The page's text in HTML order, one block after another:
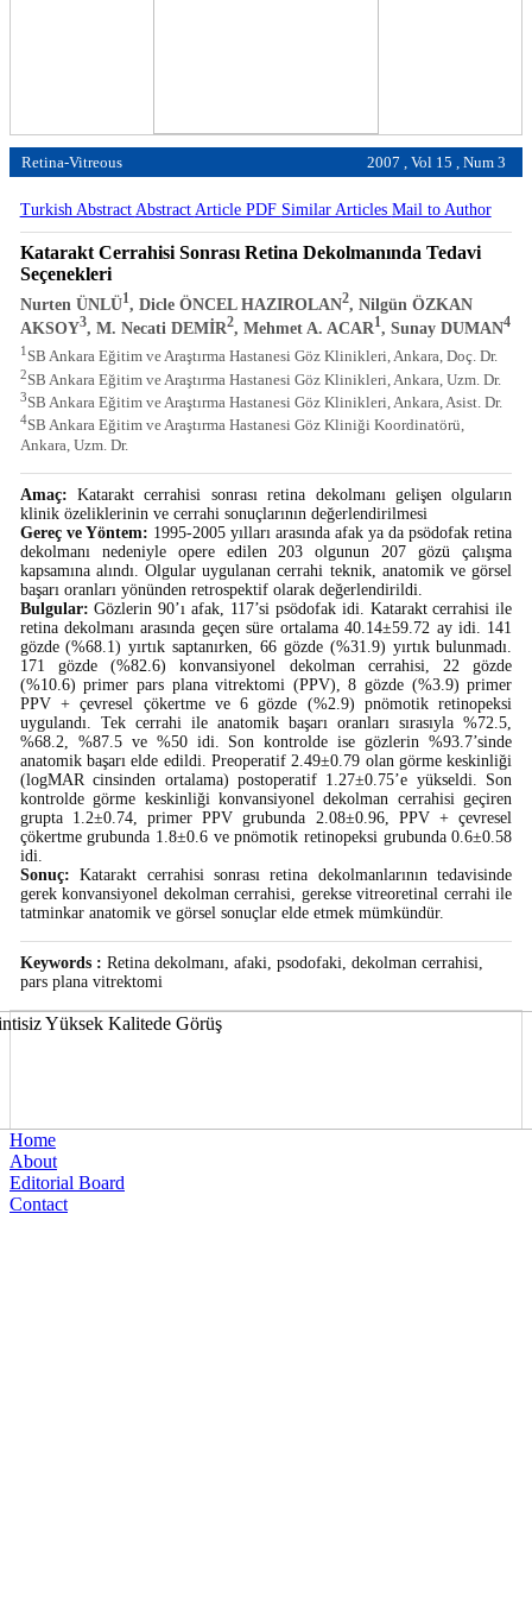
Retina-Vitreous 2007 , Vol 15 , Num 3
Turkish Abstract Abstract Article PDF Similar Articles Mail to Author
Katarakt Cerrahisi Sonrası Retina Dekolmanında Tedavi
Seçenekleri
Nurten ÜNLÜ1, Dicle ÖNCEL HAZIROLAN2, Nilgün ÖZKAN
AKSOY3, M. Necati DEMİR2, Mehmet A. ACAR1, Sunay DUMAN4
1 SB Ankara Eğitim ve Araştırma Hastanesi Göz Klinikleri, Ankara, Doç. Dr.
2SB Ankara Eğitim ve Araştırma Hastanesi Göz Klinikleri, Ankara, Uzm. Dr.
3SB Ankara Eğitim ve Araştırma Hastanesi Göz Klinikleri, Ankara, Asist. Dr.
4SB Ankara Eğitim ve Araştırma Hastanesi Göz Kliniği Koordinatörü,
Ankara, Uzm. Dr.
Amaç: Katarakt cerrahisi sonrası retina dekolmanı gelişen olguların
klinik özeliklerinin ve cerrahi sonuçlarının değerlendirilmesi
Gereç ve Yöntem: 1995-2005 yılları arasında afak ya da psödofak retina
dekolmanı nedeniyle opere edilen 203 olgunun 207 gözü çalışma
kapsamına alındı. Olgular uygulanan cerrahi teknik, anatomik ve görsel
başarı oranları yönünden retrospektif olarak değerlendirildi.
Bulgular: Gözlerin 90’ı afak, 117’si psödofak idi. Katarakt cerrahisi ile
retina dekolmanı arasında geçen süre ortalama 40.14±59.72 ay idi. 141
gözde (%68.1) yırtık saptanırken, 66 gözde (%31.9) yırtık bulunmadı.
171 gözde (%82.6) konvansiyonel dekolman cerrahisi, 22 gözde
(%10.6) primer pars plana vitrektomi (PPV), 8 gözde (%3.9) primer
PPV + çevresel çökertme ve 6 gözde (%2.9) pnömotik retinopeksi
uygulandı. Tek cerrahi ile anatomik başarı oranları sırasıyla %72.5,
%68.2, %87.5 ve %50 idi. Son kontrolde ise gözlerin %93.7’sinde
anatomik başarı elde edildi. Preoperatif 2.49±0.79 olan görme keskinliği
(logMAR cinsinden ortalama) postoperatif 1.27±0.75’e yükseldi. Son
kontrolde görme keskinliği konvansiyonel dekolman cerrahisi geçiren
grupta 1.2±0.74, primer PPV grubunda 2.08±0.96, PPV + çevresel
çökertme grubunda 1.8±0.6 ve pnömotik retinopeksi grubunda 0.6±0.58
idi.
Sonuç: Katarakt cerrahisi sonrası retina dekolmanlarının tedavisinde
gerek konvansiyonel dekolman cerrahisi, gerekse vitreoretinal cerrahi ile
tatminkar anatomik ve görsel sonuçlar elde etmek mümkündür.
Keywords : Retina dekolmanı, afaki, psodofaki, dekolman cerrahisi,
pars plana vitrektomi
Home
About
Editorial Board
Contact